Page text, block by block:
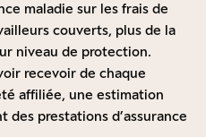
maladie sur les frais de
couverts, plus de la
niveau de protection.
recevoir de chaque
affiliée, une estimation
prestations d’assurance